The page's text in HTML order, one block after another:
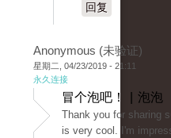
回复
Anonymous (未验证)
星期二, 04/23/2019 - 21:11
永久连接
冒个泡吧！ | 泡泡
Thank you for sharing
is very cool. I'm